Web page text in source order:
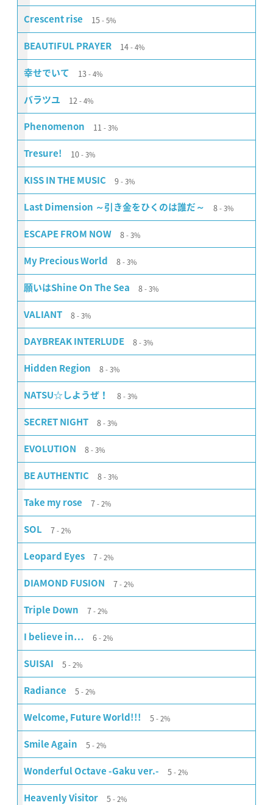
Crescent rise 15 5%
BEAUTIFUL PRAYER 14 4%
幸せでいて 13 4%
バラツユ 12 4%
Phenomenon 11 3%
Tresure! 10 3%
KISS IN THE MUSIC 9 3%
Last Dimension ～引き金をひくのは誰だ～ 8 3%
ESCAPE FROM NOW 8 3%
My Precious World 8 3%
願いはShine On The Sea 8 3%
VALIANT 8 3%
DAYBREAK INTERLUDE 8 3%
Hidden Region 8 3%
NATSU☆しようぜ！ 8 3%
SECRET NIGHT 8 3%
EVOLUTION 8 3%
BE AUTHENTIC 8 3%
Take my rose 7 2%
SOL 7 2%
Leopard Eyes 7 2%
DIAMOND FUSION 7 2%
Triple Down 7 2%
I believe in… 6 2%
SUISAI 5 2%
Radiance 5 2%
Welcome, Future World!!! 5 2%
Smile Again 5 2%
Wonderful Octave -Gaku ver.- 5 2%
Heavenly Visitor 5 2%